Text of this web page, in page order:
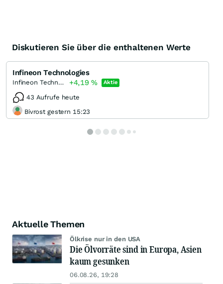
Diskutieren Sie über die enthaltenen Werte
Infineon Technologies
Infineon Technologies +4,19% Aktie
43 Aufrufe heute
Bivrost gestern 15:23
Aktuelle Themen
Ölkrise nur in den USA
Die Ölvorräte sind in Europa, Asien
kaum gesunken
06.08.26, 19:28